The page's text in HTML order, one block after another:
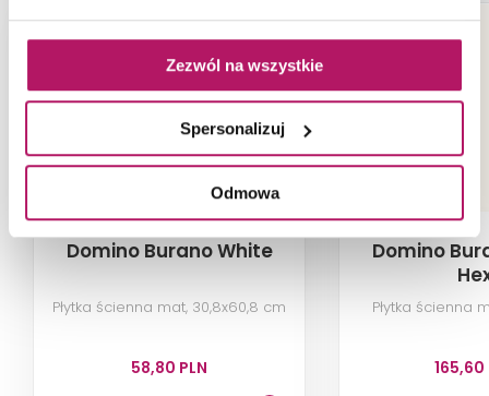
Zezwól na wszystkie
Spersonalizuj
Odmowa
-9%
Domino Burano White
Płytka ścienna mat, 30,8x60,8 cm
58,80 PLN
Domino
Płytka ścienna
165,60